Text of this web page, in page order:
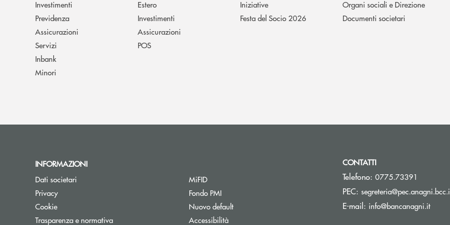
Investimenti
Previdenza
Assicurazioni
Servizi
Inbank
Minori
Estero
Investimenti
Assicurazioni
POS
Iniziative
Festa del Socio 2026
Organi sociali e Direzione
Documenti societari
INFORMAZIONI
Dati societari
Privacy
Cookie
Trasparenza e normativaApre una nuova finestra
MiFID
Fondo PMIApre una nuova finestra
Nuovo default
Accessibilità
CONTATTI
Telefono: 0775.73391
PEC:
E-mail: info@bancanagni.it(si